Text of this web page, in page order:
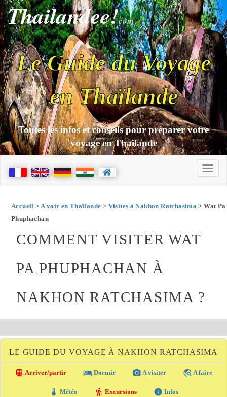
Thailandee!com
Le Guide du Voyage
en Thaïlande
Toutes les infos et conseils pour préparer votre
voyage en Thaïlande
Accueil > A voir en Thaïlande > Visites à Nakhon Ratchasima > Wat Pa
Phuphachan
COMMENT VISITER WAT
PA PHUPHACHAN À
NAKHON RATCHASIMA ?
LE GUIDE DU VOYAGE À NAKHON RATCHASIMA
directions_transit Arriver/partir local_hotel Dormir photo_camera A visiter travel_explore A faire
thermostat Météo hiking Excursions info Infos